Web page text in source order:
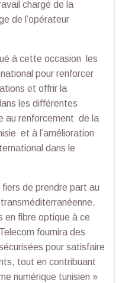
chargé de la
de l’opérateur
à cette occasion les
pour renforcer
et offrir la
les différentes
au renforcement de la
et à l’amélioration
dans le
de prendre part au
en fibre optique à ce
fournira des
pour satisfaire
tout en contribuant
numérique tunisien »